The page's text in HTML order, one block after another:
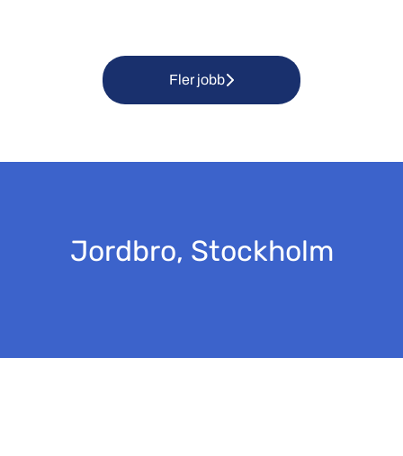
Fler jobb
Jordbro, Stockholm